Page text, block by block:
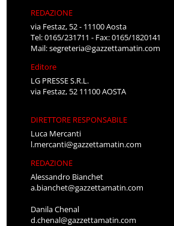
REDAZIONE
via Festaz, 52 - 11100 Aosta
Tel: 0165/231711 - Fax: 0165/1820141
Mail:segreteria@gazzettamatin.com
Editore
LG PRESSE S.R.L.
via Festaz, 52 11100 AOSTA
DIRETTORE RESPONSABILE
Luca Mercanti
l.mercanti@gazzettamatin.com
REDAZIONE
Alessandro Bianchet
a.bianchet@gazzettamatin.com
Danila Chenal
d.chenal@gazzettamatin.com